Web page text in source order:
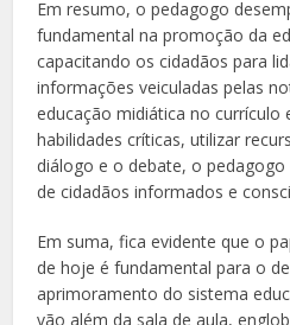
Em resumo, o pedagogo
fundamental na promoção da
capacitando os cidadãos para
informações veiculadas pelas
educação midiática no currículo
habilidades críticas, utilizar
diálogo e o debate, o
de cidadãos informados e
Em suma, fica evidente que o
de hoje é fundamental para o
aprimoramento do sistema
vão além da sala de aula,